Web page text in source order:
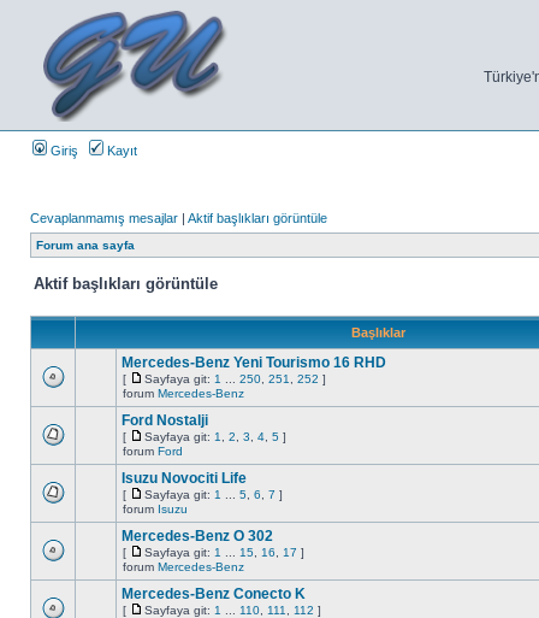
Giriş Kayıt
Cevaplanmamış mesajlar | Aktif başlıkları görüntüle
Forum ana sayfa
Aktif başlıkları görüntüle
Başlıklar
Mercedes-Benz Yeni Tourismo 16 RHD
[ Sayfaya git: 1 250 251 252 ]
forum Mercedes-Benz
Ford Nostalji
[ Sayfaya git: 1 2 3 4 5 ]
forum Ford
Isuzu Novociti Life
[ Sayfaya git: 1 5 6 7 ]
forum Isuzu
Mercedes-Benz O 302
[ Sayfaya git: 1 15 16 17 ]
forum Mercedes-Benz
Mercedes-Benz Conecto K
[ Sayfaya git: 1 110 111 112 ]